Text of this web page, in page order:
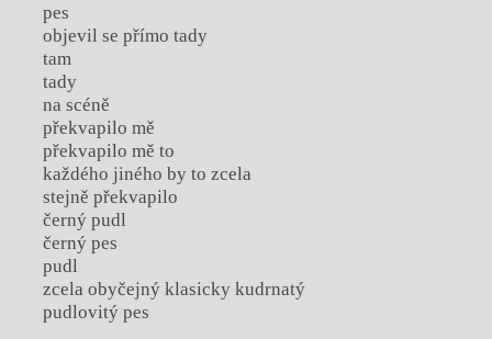
pes
objevil se přímo tady
tam
tady
na scéně
překvapilo mě
překvapilo mě to
každého jiného by to zcela
stejně překvapilo
černý pudl
černý pes
pudl
zcela obyčejný klasicky kudrnatý
pudlovitý pes